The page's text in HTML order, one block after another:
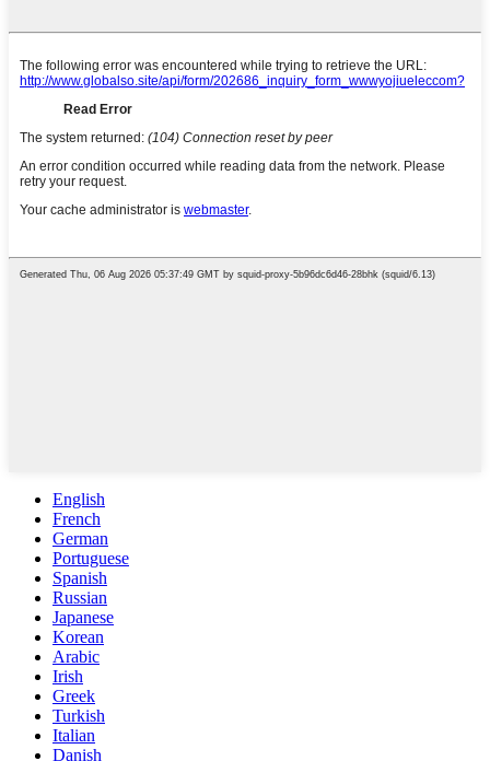
English
French
German
Portuguese
Spanish
Russian
Japanese
Korean
Arabic
Irish
Greek
Turkish
Italian
Danish